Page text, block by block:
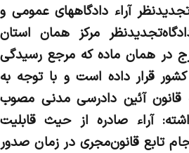
۷۳ مرجع تجدیدنظر آراء دادگاههای عمومی و
مرکز همان استان
در همان ماده که مرجع رسیدگی
کشور قرار داده است و با توجه به
قانون آئین دادرسی مدنی مصوب
داشته: آراء صادره از حیث قابلیت
تابع قانون‌مجری در زمان صدور